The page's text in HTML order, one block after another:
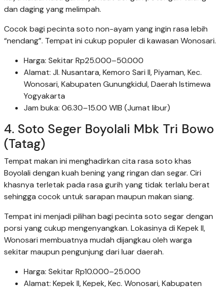
dan daging yang melimpah.
Cocok bagi pecinta soto non-ayam yang ingin rasa lebih
“nendang”. Tempat ini cukup populer di kawasan Wonosari.
Harga: Sekitar Rp25.000–50.000
Alamat: Jl. Nusantara, Kemoro Sari II, Piyaman, Kec.
Wonosari, Kabupaten Gunungkidul, Daerah Istimewa
Yogyakarta
Jam buka: 06.30–15.00 WIB (Jumat libur)
4. Soto Seger Boyolali Mbk Tri Bowo
(Tatag)
Tempat makan ini menghadirkan cita rasa soto khas
Boyolali dengan kuah bening yang ringan dan segar. Ciri
khasnya terletak pada rasa gurih yang tidak terlalu berat
sehingga cocok untuk sarapan maupun makan siang.
Tempat ini menjadi pilihan bagi pecinta soto segar dengan
porsi yang cukup mengenyangkan. Lokasinya di Kepek II,
Wonosari membuatnya mudah dijangkau oleh warga
sekitar maupun pengunjung dari luar daerah.
Harga: Sekitar Rp10.000–25.000
Alamat: Kepek II, Kepek, Kec. Wonosari, Kabupaten